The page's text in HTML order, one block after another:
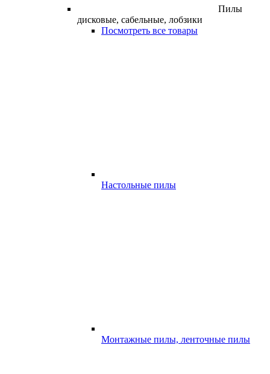
Пилы
дисковые, сабельные, лобзики
Посмотреть все товары
Настольные пилы
Монтажные пилы, ленточные пилы